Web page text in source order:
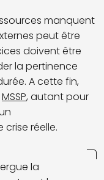
manquent
peut être
doivent être
la pertinence
A cette fin,
MSSP, autant pour
réelle.
la